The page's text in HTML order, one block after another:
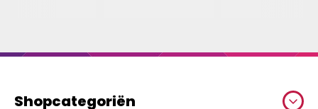
Shopcategoriën